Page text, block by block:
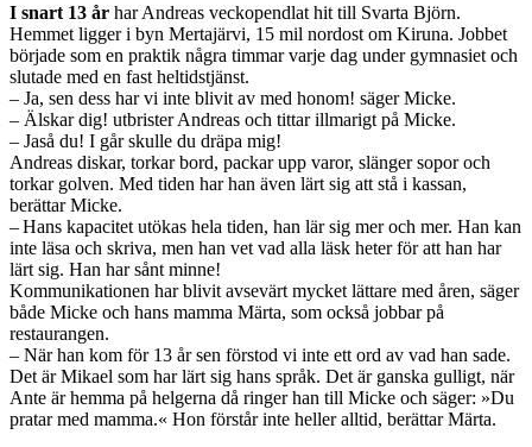
I snart 13 år har Andreas veckopendlat hit till Svarta Björn.
Hemmet ligger i byn Mertajärvi, 15 mil nordost om Kiruna. Jobbet
började som en praktik några timmar varje dag under gymnasiet och
slutade med en fast heltidstjänst.
– Ja, sen dess har vi inte blivit av med honom! säger Micke.
– Älskar dig! utbrister Andreas och tittar illmarigt på Micke.
– Jaså du! I går skulle du dräpa mig!
Andreas diskar, torkar bord, packar upp varor, slänger sopor och
torkar golven. Med tiden har han även lärt sig att stå i kassan,
berättar Micke.
– Hans kapacitet utökas hela tiden, han lär sig mer och mer. Han kan
inte läsa och skriva, men han vet vad alla läsk heter för att han har
lärt sig. Han har sånt minne!
Kommunikationen har blivit avsevärt mycket lättare med åren, säger
både Micke och hans mamma Märta, som också jobbar på
restaurangen.
– När han kom för 13 år sen förstod vi inte ett ord av vad han sade.
Det är Mikael som har lärt sig hans språk. Det är ganska gulligt, när
Ante är hemma på helgerna då ringer han till Micke och säger: »Du
pratar med mamma.« Hon förstår inte heller alltid, berättar Märta.